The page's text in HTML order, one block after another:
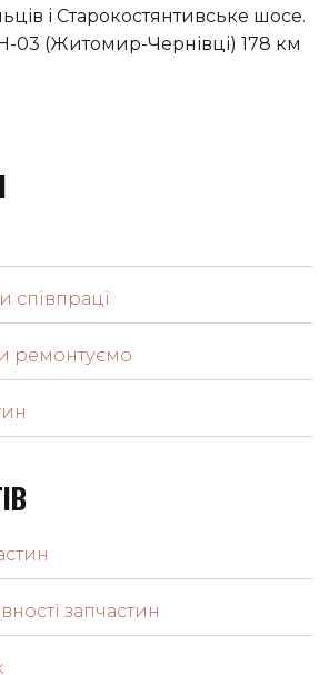
і Старокостянтивське шосе.
03 (Житомир-Чернівці) 178 км
співпраці
ремонтуємо
запчастин